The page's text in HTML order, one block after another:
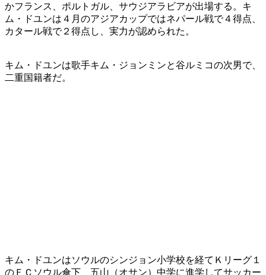
かフランス、ポルトガル、サウジアラビアが出場する。キ
ム・ドユンは４月のアジアカップではネパール戦で４得点、
カタール戦で２得点し、実力が認められた。
キム・ドユンは歌手キム・ジョンミンと谷ルミコの次男で、
二重国籍者だ。
キム・ドユンはソウルのシンジョン小学校を経てＫリーグ１
のＦＣソウル傘下、五山（オサン）中学に進学してサッカー